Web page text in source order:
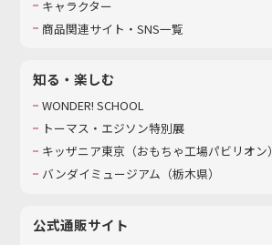
キャラクター
商品関連サイト・SNS一覧
知る・楽しむ
WONDER! SCHOOL
トーマス・エジソン特別展
キッザニア東京（おもちゃ工場パビリオン）​
バンダイミュージアム（栃木県）
公式通販サイト